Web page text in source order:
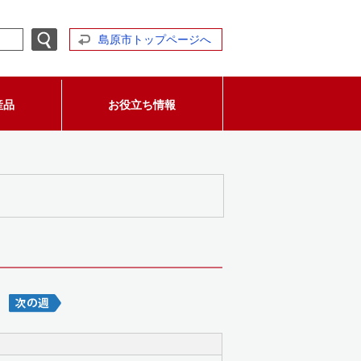
島原市トップページへ
品 お役立ち情報